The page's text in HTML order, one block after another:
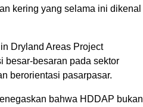
kering yang selama ini dikenal
Dryland Areas Project
besar-besaran pada sektor
berorientasi pasarpasar.
bahwa HDDAP bukan